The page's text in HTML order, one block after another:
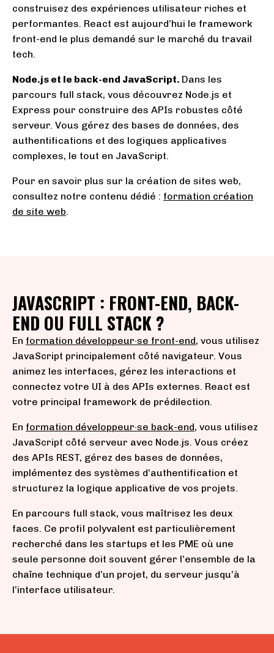
construisez des expériences utilisateur riches et
performantes. React est aujourd’hui le framework
front-end le plus demandé sur le marché du travail
tech.
Node.js et le back-end JavaScript. Dans les
parcours full stack, vous découvrez Node.js et
Express pour construire des APIs robustes côté
serveur. Vous gérez des bases de données, des
authentifications et des logiques applicatives
complexes, le tout en JavaScript.
Pour en savoir plus sur la création de sites web,
consultez notre contenu dédié : formation création
de site web.
JAVASCRIPT : FRONT-END, BACK-
END OU FULL STACK ?
En formation développeur·se front-end, vous utilisez
JavaScript principalement côté navigateur. Vous
animez les interfaces, gérez les interactions et
connectez votre UI à des APIs externes. React est
votre principal framework de prédilection.
En formation développeur·se back-end, vous utilisez
JavaScript côté serveur avec Node.js. Vous créez
des APIs REST, gérez des bases de données,
implémentez des systèmes d’authentification et
structurez la logique applicative de vos projets.
En parcours full stack, vous maîtrisez les deux
faces. Ce profil polyvalent est particulièrement
recherché dans les startups et les PME où une
seule personne doit souvent gérer l’ensemble de la
chaîne technique d’un projet, du serveur jusqu’à
l’interface utilisateur.